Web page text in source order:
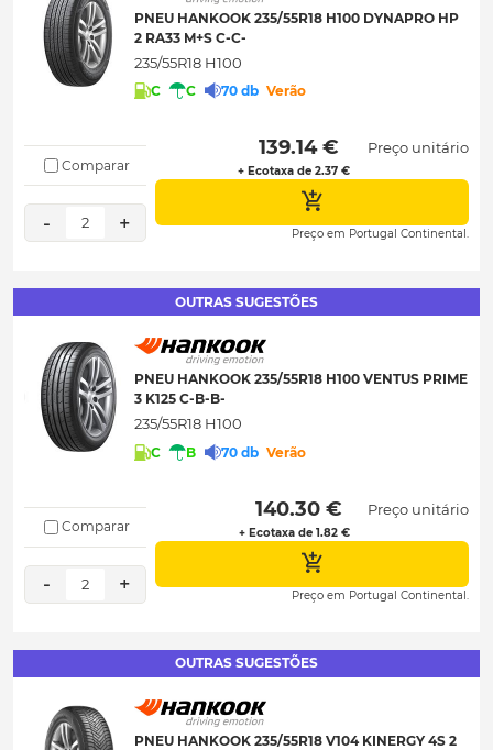
PNEU HANKOOK 235/55R18 H100 DYNAPRO HP
2 RA33 M+S C-C-
235/55R18 H100
C C 70 db Verão
Comparar
- 2 +
139.14 €
+ Ecotaxa de 2.37 €
Preço unitário
Preço em Portugal Continental.
OUTRAS SUGESTÕES
PNEU HANKOOK 235/55R18 H100 VENTUS PRIME
3 K125 C-B-B-
235/55R18 H100
C B 70 db Verão
Comparar
- 2 +
140.30 €
+ Ecotaxa de 1.82 €
Preço unitário
Preço em Portugal Continental.
OUTRAS SUGESTÕES
PNEU HANKOOK 235/55R18 V104 KINERGY 4S 2